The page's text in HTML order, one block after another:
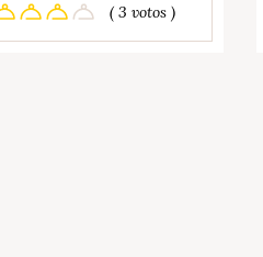
( 3 votos )